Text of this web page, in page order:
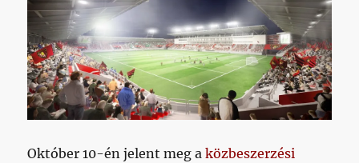
bejegyzéshez
Október 10-én jelent meg aközbeszerzési